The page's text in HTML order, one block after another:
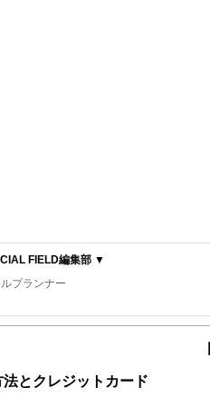
FIELD編集部 ▼
プランナー
部は、金融、経済に関する記事を、日
ですべての工程に関わることで、読者目
とクレジットカード